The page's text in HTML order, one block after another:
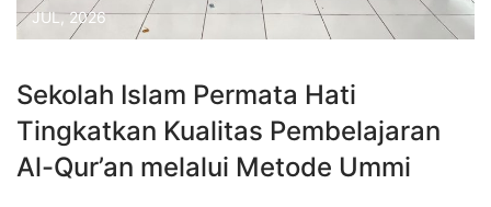
JUL, 2026
Sekolah Islam Permata Hati
Tingkatkan Kualitas Pembelajaran
Al-Qur’an melalui Metode Ummi